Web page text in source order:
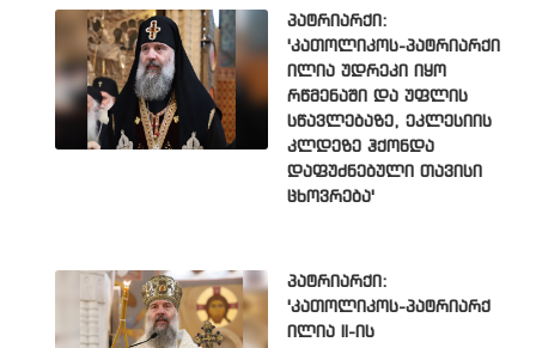
პატრიარქი:
'კათოლიკოს-პატრიარქი
ილია უდრეკი იყო
რწმენაში და უფლის
სწავლებაზე, ეკლესიის
კლდეზე ჰქონდა
დაფუძნებული თავისი
ცხოვრება'
პატრიარქი:
'კათოლიკოს-პატრიარქ
ილია II-ის